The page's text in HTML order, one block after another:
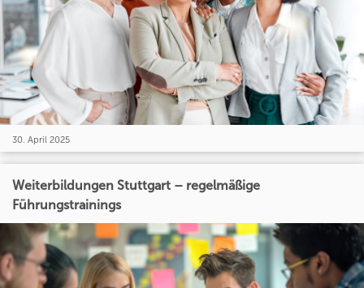
30. April 2025
Weiterbildungen Stuttgart – regelmäßige
Führungstrainings